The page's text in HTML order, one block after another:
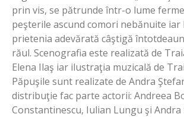
prin vis, se pătrunde într-o lume
peşterile ascund comori nebănuite iar
prietenia adevărată câştigă
răul. Scenografia este realizată de
Elena Ilaş iar ilustraţia muzicală de
Păpuşile sunt realizate de Andra
distribuţie fac parte actorii: Andreea
Constantinescu, Iulian Lungu şi Andra